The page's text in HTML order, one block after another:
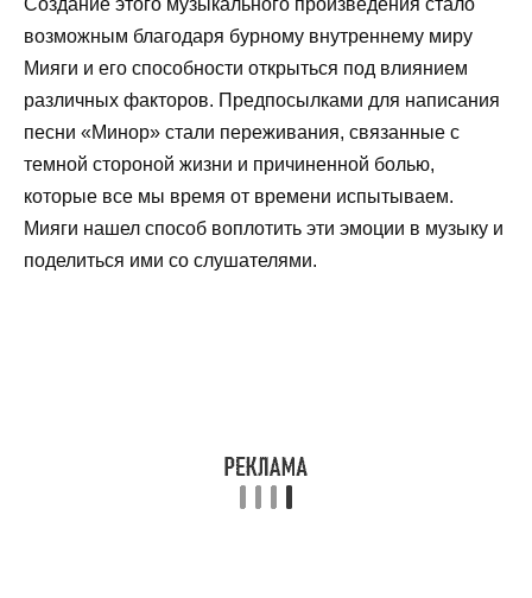
Создание этого музыкального произведения стало
возможным благодаря бурному внутреннему миру
Мияги и его способности открыться под влиянием
различных факторов. Предпосылками для написания
песни «Минор» стали переживания, связанные с
темной стороной жизни и причиненной болью,
которые все мы время от времени испытываем.
Мияги нашел способ воплотить эти эмоции в музыку и
поделиться ими со слушателями.